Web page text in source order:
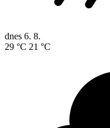
dnes 6. 8.
29 °C 21 °C